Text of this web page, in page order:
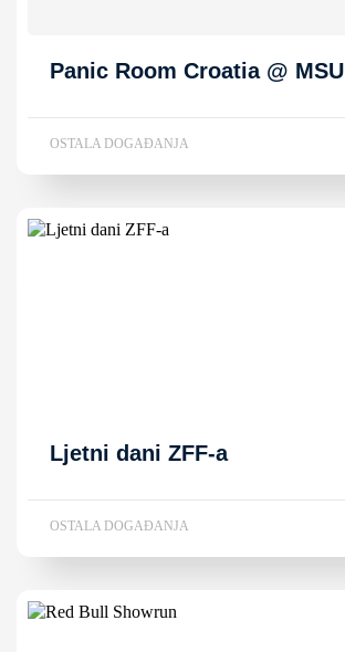
Panic Room Croatia @ MSU
OSTALA DOGAĐANJA
Ljetni dani ZFF-a
OSTALA DOGAĐANJA